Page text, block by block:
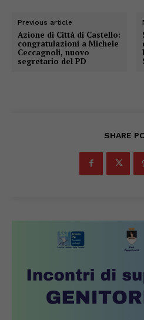
Previous article
Azione di Città di Castello:
congratulazioni a Michele
Ceccagnoli, nuovo
segretario del PD
SHARE